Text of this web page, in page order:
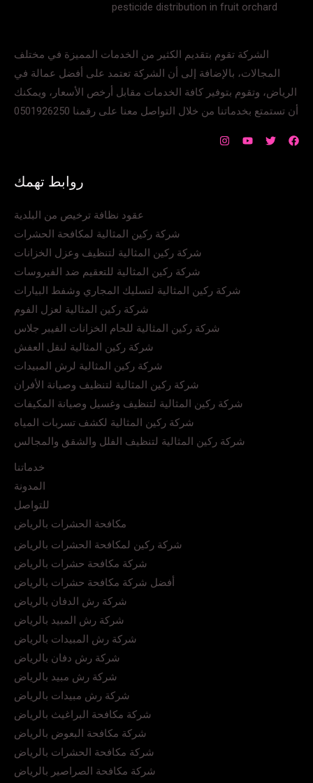
pesticide distribution in fruit orchard
الشركة تقوم بتقديم الكثير من الخدمات المميزة في مختلف
المجالات، بالإضافة إلى أن الشركة تعتمد على أفضل عمالة في
الرياض، وتقوم بتوفير كافة الخدمات مقابل أرخص الأسعار، ويمكنك
أن تستمتع بخدماتنا من خلال التواصل معنا على رقمنا 0501926250
روابط تهمك
عقود نظافة ترخيص من البلدية
شركة ركين المثالية لمكافحة الحشرات
شركة ركين المثالية لتنظيف وعزل الخزانات
شركة ركين المثالية للتعقيم ضد الفيروسات
شركة ركين المثالية لتسليك المجاري وشفط البيارات
شركة ركين المثالية لعزل الفوم
شركة ركين المثالية للحام الخزانات الفيبر جلاس
شركة ركين المثالية لنقل العفش
شركة ركين المثالية لرش المبيدات
شركة ركين المثالية لتنظيف وصيانة الأفران
شركة ركين المثالية لتنظيف وغسيل وصيانة المكيفات
شركة ركين المثالية لكشف تسربات المياه
شركة ركين المثالية لتنظيف الفلل والشقق والمجالس
خدماتنا
المدونة
للتواصل
مكافحة الحشرات بالرياض
شركة ركين لمكافحة الحشرات بالرياض
شركة مكافحة حشرات بالرياض
أفضل شركة مكافحة حشرات بالرياض
شركة رش الدفان بالرياض
شركة رش المبيد بالرياض
شركة رش المبيدات بالرياض
شركة رش دفان بالرياض
شركة رش مبيد بالرياض
شركة رش مبيدات بالرياض
شركة مكافحة البراغيث بالرياض
شركة مكافحة البعوض بالرياض
شركة مكافحة الحشرات بالرياض
شركة مكافحة الصراصير بالرياض